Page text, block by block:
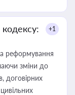
+1
реформування
зміни до
договірних